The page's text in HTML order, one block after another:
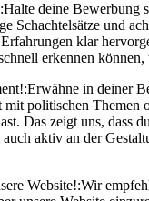
Halte deine Bewerbung
Schachtelsätze und
klar
erkennen
Erwähne in deiner
politischen Themen
Das zeigt uns, dass
aktiv an der
Website!:Wir